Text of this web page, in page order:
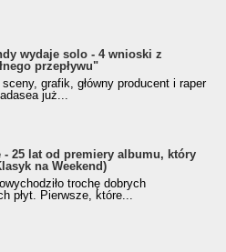
wydaje solo - 4 wnioski z
przepływu"
grafik, główny producent i raper
już...
- 25 lat od premiery albumu, który
na Weekend)
trochę dobrych
płyt. Pierwsze, które...